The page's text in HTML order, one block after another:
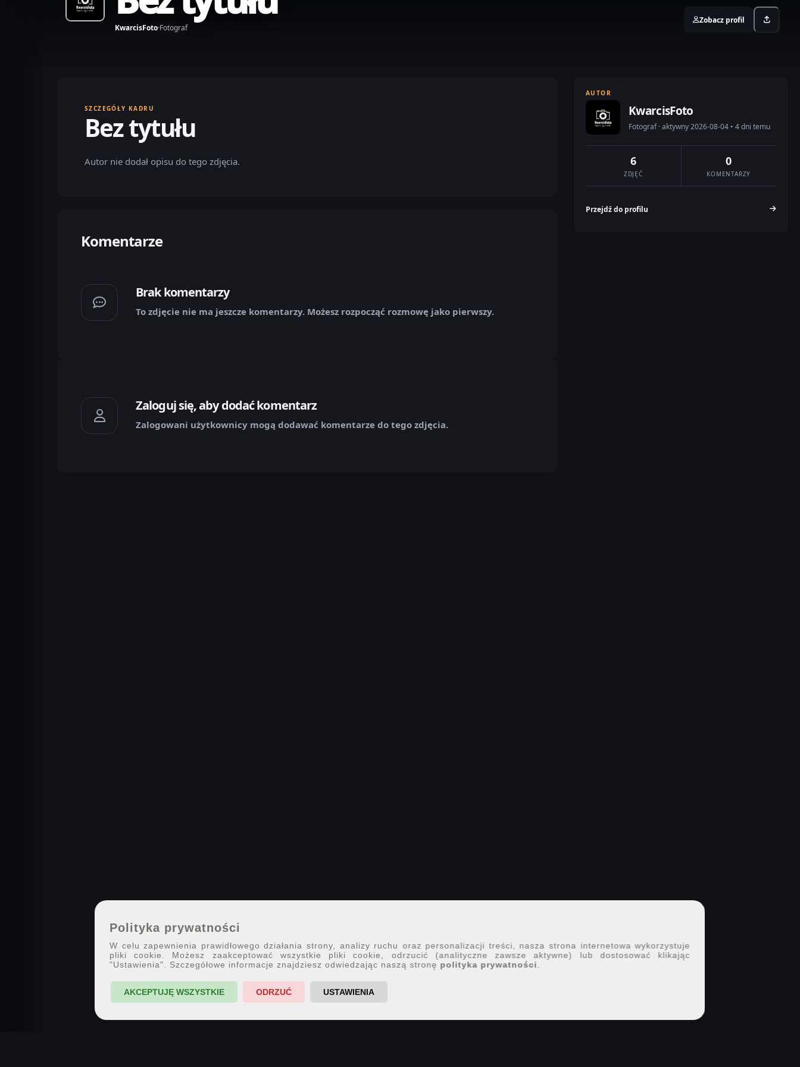
KwarcisFoto·Fotograf
Zobacz profil
SZCZEGÓŁY KADRU
Bez tytułu
Autor nie dodał opisu do tego zdjęcia.
Komentarze
Brak komentarzy
To zdjęcie nie ma jeszcze komentarzy. Możesz rozpocząć rozmowę jako pierwszy.
Zaloguj się, aby dodać komentarz
Zalogowani użytkownicy mogą dodawać komentarze do tego zdjęcia.
AUTOR
KwarcisFoto
Fotograf · aktywny 2026-08-04 • 4 dni temu
6
ZDJĘĆ
0
KOMENTARZY
Przejdź do profilu
Polityka prywatności
W celu zapewnienia prawidłowego działania strony, analizy ruchu oraz personalizacji treści, nasza strona internetowa wykorzystuje
pliki cookie. Możesz zaakceptować wszystkie pliki cookie, odrzucić (analityczne zawsze aktywne) lub dostosować klikając
"Ustawienia". Szczegółowe informacje znajdziesz odwiedzając naszą stronę polityka prywatności
AKCEPTUJĘ WSZYSTKIE ODRZUĆ USTAWIENIA